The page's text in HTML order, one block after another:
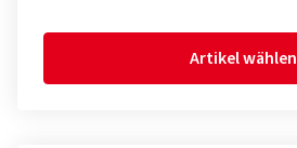
Artikel wählen